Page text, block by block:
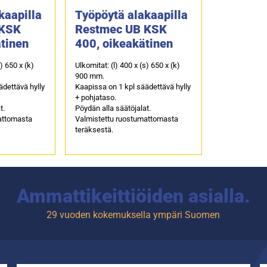
650 x (k)
hylly
Työpöytä alakaapilla
Restmec UB KSK
400, oikeakätinen
Ulkomitat: (l) 400 x (s) 650 x (k)
900 mm.
Kaapissa on 1 kpl säädettävä hylly
+ pohjataso.
Pöydän alla säätöjalat.
Valmistettu ruostumattomasta
teräksestä.
Ammattikeittiöiden asialla.
29 vuoden kokemuksella ympäri Suomen